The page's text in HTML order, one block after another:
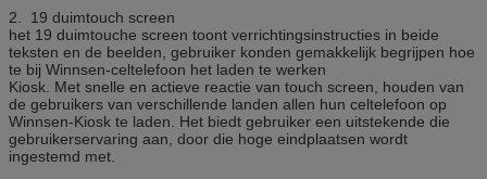
Certificaat CE, FCC
2. 19 duimtouch screen
het 19 duimtouche screen toont verrichtingsinstructies in beide
teksten en de beelden, gebruiker konden gemakkelijk begrijpen hoe
te bij Winnsen-celtelefoon het laden te werken
Kiosk. Met snelle en actieve reactie van touch screen, houden van
de gebruikers van verschillende landen allen hun celtelefoon op
Winnsen-Kiosk te laden. Het biedt gebruiker een uitstekende die
gebruikerservaring aan, door die hoge eindplaatsen wordt
ingestemd met.